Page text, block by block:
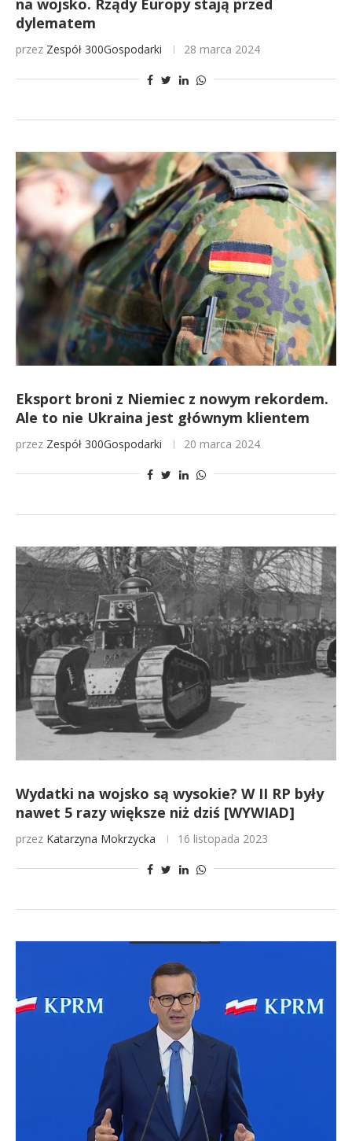
na wojsko. Rządy Europy stają przed
dylematem
przez Zespół 300Gospodarki 28 marca 2024
Eksport broni z Niemiec z nowym rekordem.
Ale to nie Ukraina jest głównym klientem
przez Zespół 300Gospodarki 20 marca 2024
Wydatki na wojsko są wysokie? W II RP były
nawet 5 razy większe niż dziś [WYWIAD]
przez Katarzyna Mokrzycka 16 listopada 2023